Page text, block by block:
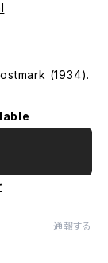
(1934).
通報する